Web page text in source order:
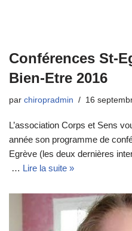
Conférences St-
Bien-Etre 2016
par chiropradmin 16
L’association Corps et Sens
année son programme de
Egrève (les deux dernières
… Lire la suite »